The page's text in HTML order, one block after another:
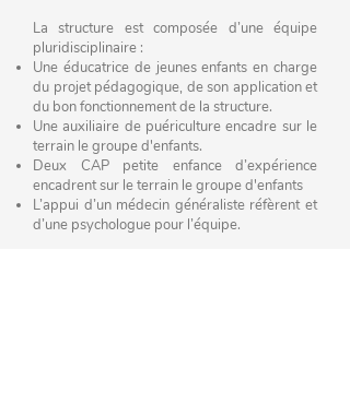
La structure est composée d’une équipe
pluridisciplinaire :
Une éducatrice de jeunes enfants en charge
du projet pédagogique, de son application et
du bon fonctionnement de la structure.
Une auxiliaire de puériculture encadre sur le
terrain le groupe d'enfants.
Deux CAP petite enfance d’expérience
encadrent sur le terrain le groupe d'enfants
L’appui d’un médecin généraliste réfèrent et
d’une psychologue pour l’équipe.